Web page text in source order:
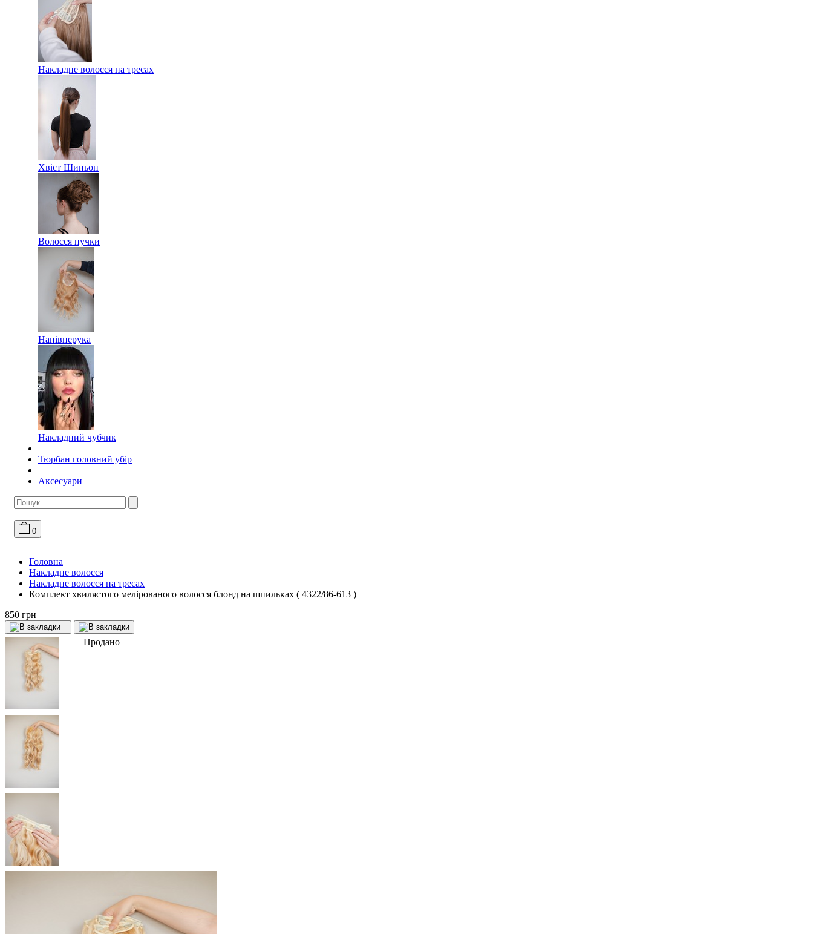
Накладне волосся на тресах
Хвіст Шиньон
Волосся пучки
Напівперука
Накладний чубчик
Тюрбан головний убір
Аксесуари
0
Головна
Накладне волосся
Накладне волосся на тресах
Комплект хвилястого мелірованого волосся блонд на шпильках ( 4322/86-613 )
850 грн
Продано